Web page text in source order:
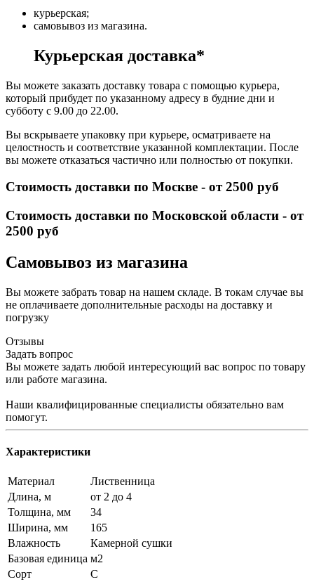
курьерская;
самовывоз из магазина.
Курьерская доставка*
Вы можете заказать доставку товара с помощью курьера,
который прибудет по указанному адресу в будние дни и
субботу с 9.00 до 22.00.
Вы вскрываете упаковку при курьере, осматриваете на
целостность и соответствие указанной комплектации. После
вы можете отказаться частично или полностью от покупки.
Стоимость доставки по Москве - от 2500 руб
Стоимость доставки по Московской области - от
2500 руб
Самовывоз из магазина
Вы можете забрать товар на нашем складе. В токам случае вы
не оплачиваете дополнительные расходы на доставку и
погрузку
Отзывы
Задать вопрос
Вы можете задать любой интересующий вас вопрос по товару
или работе магазина.
Наши квалифицированные специалисты обязательно вам
помогут.
Характеристики
Материал
Лиственница
Длина, м
от 2 до 4
Толщина, мм
34
Ширина, мм
165
Влажность
Камерной сушки
Базовая единица м2
Сорт
С